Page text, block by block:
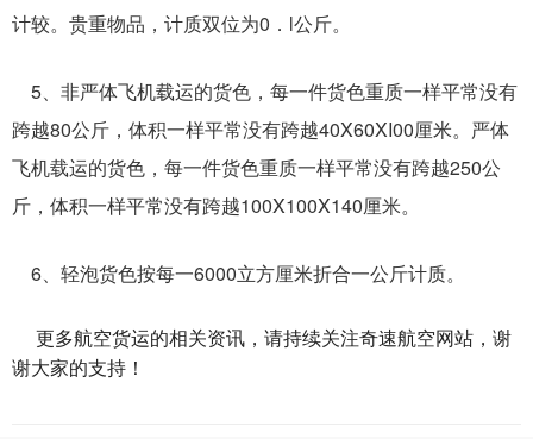
计较。贵重物品，计质双位为0．l公斤。
5、非严体飞机载运的货色，每一件货色重质一样平常没有
跨越80公斤，体积一样平常没有跨越40X60XI00厘米。严体
飞机载运的货色，每一件货色重质一样平常没有跨越250公
斤，体积一样平常没有跨越100X100X140厘米。
6、轻泡货色按每一6000立方厘米折合一公斤计质。
更多航空货运的相关资讯，请持续关注奇速航空网站，谢
谢大家的支持！